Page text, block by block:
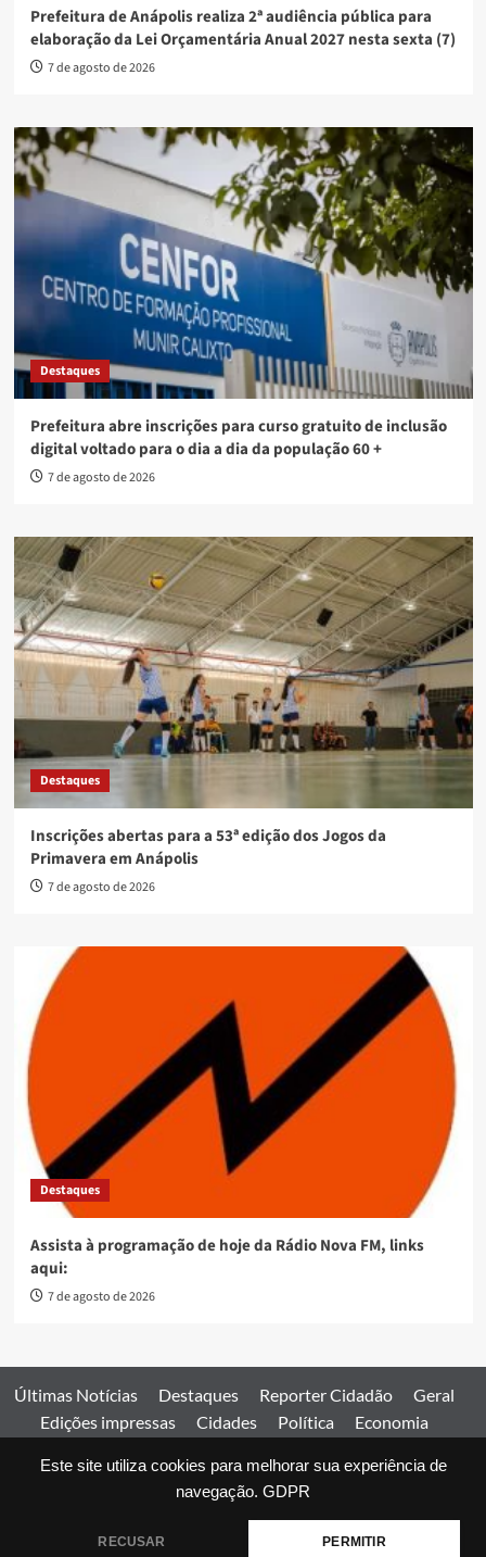
Este site utiliza cookies para melhorar sua experiência de
navegação. GDPR
RECUSAR PERMITIR
Prefeitura de Anápolis realiza 2ª audiência pública para
elaboração da Lei Orçamentária Anual 2027 nesta sexta (7)
7 de agosto de 2026
Destaques
Prefeitura abre inscrições para curso gratuito de inclusão
digital voltado para o dia a dia da população 60 +
7 de agosto de 2026
Destaques
Inscrições abertas para a 53ª edição dos Jogos da
Primavera em Anápolis
7 de agosto de 2026
Destaques
Assista à programação de hoje da Rádio Nova FM, links
aqui:
7 de agosto de 2026
Últimas Notícias Destaques Reporter Cidadão
Geral
Edições impressas
Cidades Política
Economia
Comercial
Edições impressas Expediente Home
© 2026 Jornal Estado de Goiás. Todos os direitos reservados.